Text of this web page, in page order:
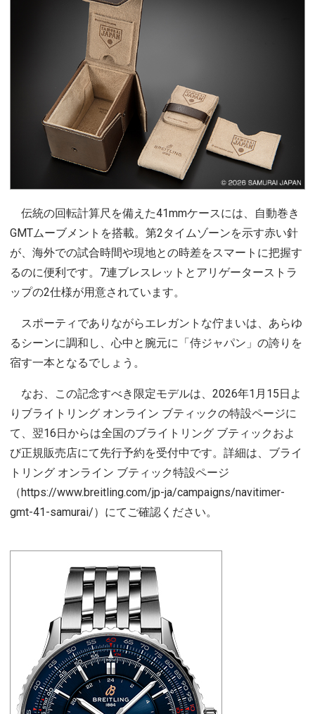
伝統の回転計算尺を備えた41mmケースには、自動巻き
GMTムーブメントを搭載。第2タイムゾーンを示す赤い針
が、海外での試合時間や現地との時差をスマートに把握す
るのに便利です。7連ブレスレットとアリゲーターストラ
ップの2仕様が用意されています。
スポーティでありながらエレガントな佇まいは、あらゆ
るシーンに調和し、心中と腕元に「侍ジャパン」の誇りを
宿す一本となるでしょう。
なお、この記念すべき限定モデルは、2026年1月15日よ
りブライトリング オンライン ブティックの特設ページに
て、翌16日からは全国のブライトリング ブティックおよ
び正規販売店にて先行予約を受付中です。詳細は、ブライ
トリング オンライン ブティック特設ページ
（https://www.breitling.com/jp-ja/campaigns/navitimer-
gmt-41-samurai/）にてご確認ください。